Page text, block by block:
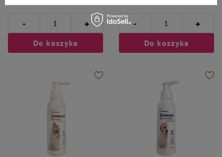
- +
Do koszyka
- +
Do koszyka